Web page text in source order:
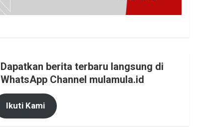
Dapatkan berita terbaru langsung di
WhatsApp Channel mulamula.id
Ikuti Kami